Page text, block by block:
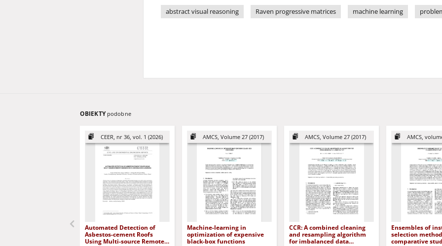
abstract visual reasoning
Raven progressive matrices machine learning
OBIEKTY podobne
CEER, nr 36, vol. 1 (2026)
Automated Detection of
Asbestos-cement Roofs
Using Multi-source Remote
AMCS, Volume 27 (2017)
Machine-learning in
optimization of expensive
black-box functions
AMCS, Volume 27 (2017)
CCR: A combined cleaning
and resampling algorithm
for imbalanced data
AMCS,
Ensembles of
selection
comparative